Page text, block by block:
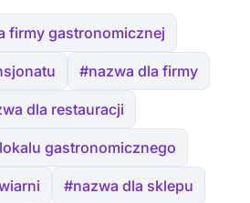
firmy gastronomicznej
#nazwa dla firmy
dla restauracji
gastronomicznego
#nazwa dla sklepu